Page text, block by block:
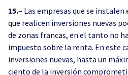
15.– Las empresas que se
que realicen inversiones nuevas
de zonas francas, en el tanto no
impuesto sobre la renta. En este
inversiones nuevas, hasta un
ciento de la inversión